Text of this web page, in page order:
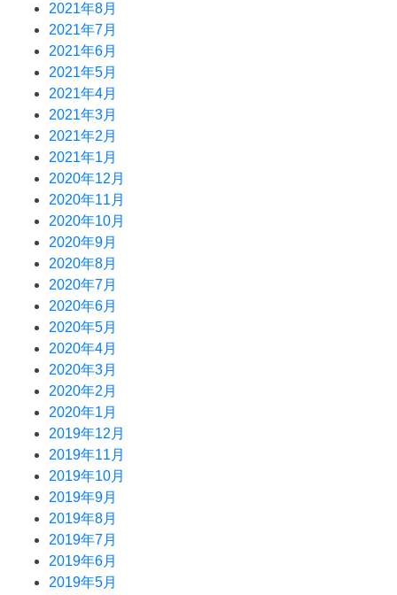
2021年8月
2021年7月
2021年6月
2021年5月
2021年4月
2021年3月
2021年2月
2021年1月
2020年12月
2020年11月
2020年10月
2020年9月
2020年8月
2020年7月
2020年6月
2020年5月
2020年4月
2020年3月
2020年2月
2020年1月
2019年12月
2019年11月
2019年10月
2019年9月
2019年8月
2019年7月
2019年6月
2019年5月